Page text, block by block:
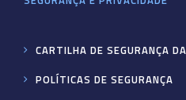
CARTILHA DE SEGURANÇA
POLÍTICAS DE SEGURANÇA